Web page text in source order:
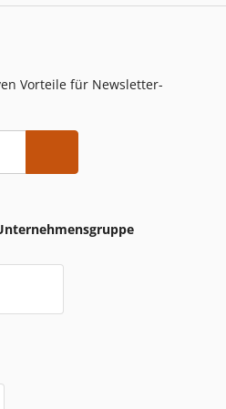
Vorteile für Newsletter-